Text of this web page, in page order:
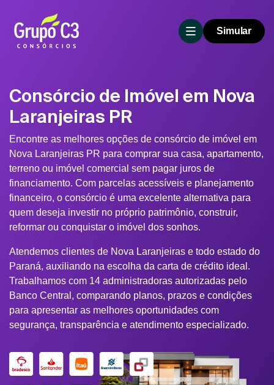
Simular
Consórcio de Imóvel em Nova
Laranjeiras PR
Encontre as melhores opções de consórcio de imóvel em
Nova Laranjeiras PR para comprar sua casa, apartamento,
terreno ou imóvel comercial sem pagar juros de
financiamento. Com parcelas acessíveis e planejamento
financeiro, o consórcio é uma excelente alternativa para
quem deseja investir no próprio patrimônio, construir,
reformar ou conquistar o imóvel dos sonhos.
Atendemos clientes de Nova Laranjeiras e todo estado do
Paraná, auxiliando na escolha da carta de crédito ideal.
Trabalhamos com 14 administradoras autorizadas pelo
Banco Central, comparando planos, prazos e condições
para apresentar as melhores oportunidades com
segurança, transparência e atendimento especializado.